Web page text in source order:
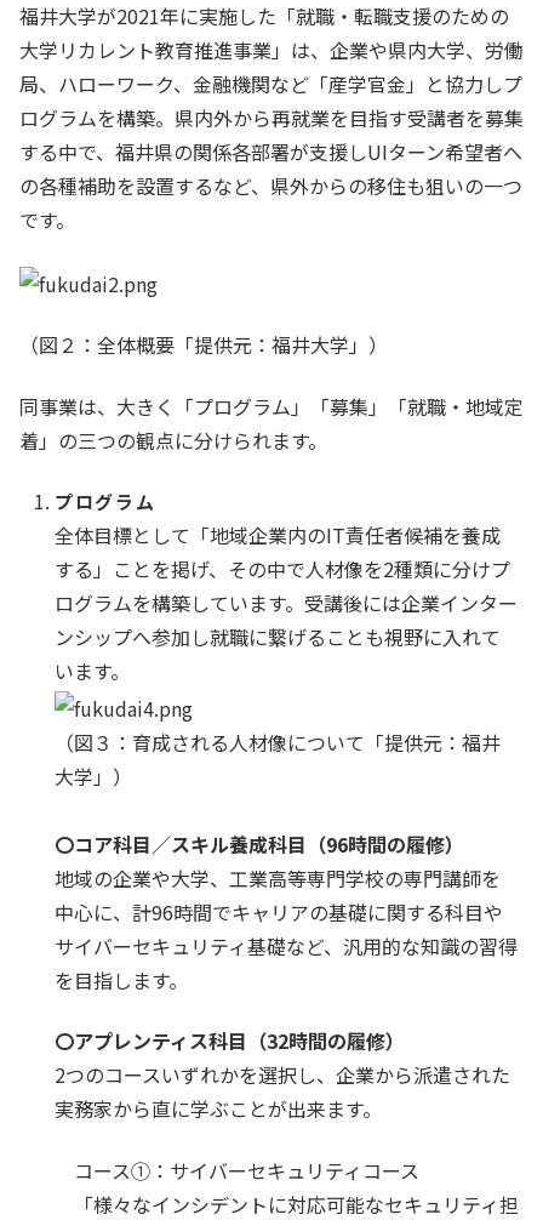
福井大学が2021年に実施した「就職・転職支援のための
大学リカレント教育推進事業」は、企業や県内大学、労働
局、ハローワーク、金融機関など「産学官金」と協力しプ
ログラムを構築。県内外から再就業を目指す受講者を募集
する中で、福井県の関係各部署が支援しUIターン希望者へ
の各種補助を設置するなど、県外からの移住も狙いの一つ
です。
（図２：全体概要「提供元：福井大学」）
同事業は、大きく「プログラム」「募集」「就職・地域定
着」の三つの観点に分けられます。
プログラム
全体目標として「地域企業内のIT責任者候補を養成
する」ことを掲げ、その中で人材像を2種類に分けプ
ログラムを構築しています。受講後には企業インター
ンシップへ参加し就職に繋げることも視野に入れて
います。
（図３：育成される人材像について 「提供元：福井
大学」 ）
〇コア科目／スキル養成科目（96時間の履修）
地域の企業や大学、工業高等専門学校の専門講師を
中心に、計96時間でキャリアの基礎に関する科目や
サイバーセキュリティ基礎など、汎用的な知識の習得
を目指します。
〇アプレンティス科目（32時間の履修）
2つのコースいずれかを選択し、企業から派遣された
実務家から直に学ぶことが出来ます。
コース①：サイバーセキュリティコース
「様々なインシデントに対応可能なセキュリティ担